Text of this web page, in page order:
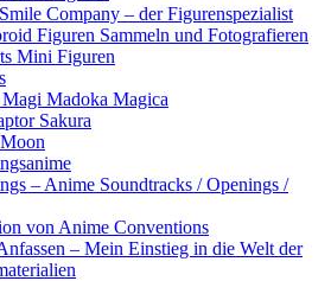
Company – der Figurenspezialist
Figuren Sammeln und Fotografieren
Mini Figuren
Madoka Magica
Sakura
– Anime Soundtracks / Openings /
von Anime Conventions
– Mein Einstieg in die Welt der